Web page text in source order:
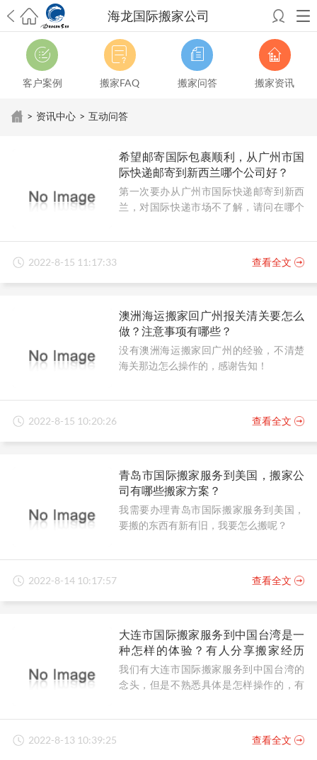
海龙国际搬家公司
希望邮寄国际包裹顺利，从广州市国际快递邮寄到新西兰哪个公司好？
澳洲海运搬家回广州报关清关要怎么做？注意事项有哪些？
青岛市国际
搬家服务到美国，搬家公司有哪些搬家方案？大连市国际搬家服务到中
国台湾是一种怎样的体验？有人分享搬家经历吗？
从长沙市国际快递邮
寄到韩国有哪些国际快递方式？用哪种好？
法有哪些？具体怎么操作？
国际搬家：家具海运到奥克兰怎么样能省
影响国际搬家吗？上海搬家到新西兰旺格雷有点不一样 北京私人物品运
输到澳大利亚，移民如何跨国搬家？上海移民搬家到塞浦路斯，国际搬
家怎么搬省钱？昆明搬家到美国，如何打包才能对国际长途运输放心？
从重庆市托运到美国从上海市托运到澳大利亚
市搬家到英国从南京市搬家到加拿大从大连市搬家到英国从佛山市搬家
到美国从北京市搬家到西班牙
客户案例 搬家FAQ 搬家问答 搬家资讯
> 资讯中心 > 互动问答
希望邮寄国际包裹顺利，从广州市国
际快递邮寄到新西兰哪个公司好？
第一次要办从广州市国际快递邮寄到新西
兰，对国际快递市场不了解，请问在哪个
2022-8-15 11:17:33 查看全文
澳洲海运搬家回广州报关清关要怎么
做？注意事项有哪些？
没有澳洲海运搬家回广州的经验，不清楚
海关那边怎么操作的，感谢告知！
2022-8-15 10:20:26 查看全文
青岛市国际搬家服务到美国，搬家公
司有哪些搬家方案？
我需要办理青岛市国际搬家服务到美国，
要搬的东西有新有旧，我要怎么搬呢？
2022-8-14 10:17:57 查看全文
大连市国际搬家服务到中国台湾是一
种怎样的体验？有人分享搬家经历
吗？
我们有大连市国际搬家服务到中国台湾的
念头，但是不熟悉具体是怎样操作的，有
2022-8-13 10:39:25 查看全文